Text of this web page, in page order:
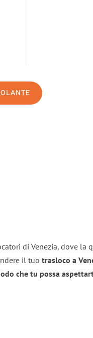
di Venezia, dove la
il tuo trasloco a
che tu possa